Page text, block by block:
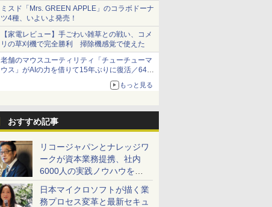
ミスド「Mrs. GREEN APPLE」のコラボドーナ
ツ4種、いよいよ発売！
【家電レビュー】手ごわい雑草との戦い、コメ
リの草刈機で完全勝利 掃除機感覚で使えた
老舗のマウスユーティリティ「チューチューマ
ウス」がAIの力を借りて15年ぶりに復活／64bit
化、Windows 10/11、「Chrome」も走り回
る。復活記念で2026年末まで500円
もっと見る
おすすめ記事
リコージャパンとナレッジワ
ークが資本業務提携、社内
6000人の実践ノウハウを生
かした「AI商談記録 for
RICOH」を展開へ
日本マイクロソフトが描く業
務プロセス変革と最新セキュ